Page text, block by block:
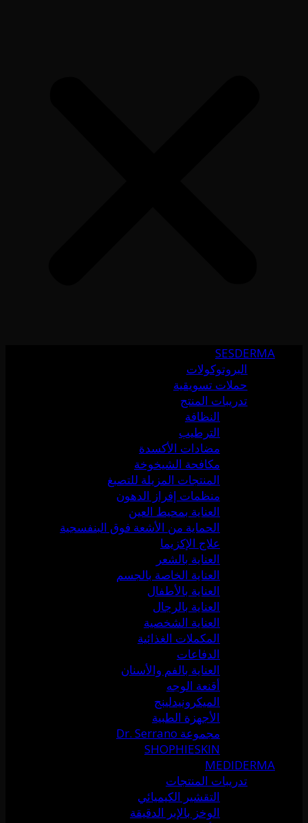
SESDERMA
البروتوكولات
حملات تسويقية
تدريبات المنتج
النظافة
الترطيب
مضادات الأكسدة
مكافحة الشيخوخة
المنتجات المزيلة للتصبغ
منظمات إفراز الدهون
العناية بمحيط العين
الحماية من الأشعة فوق البنفسجية
علاج الإكزيما
العناية بالشعر
العناية الخاصة بالجسم
العناية بالأطفال
العناية بالرجال
العناية الشخصية
المكملات الغذائية
الدفاعات
العناية بالفم والأسنان
أقنعة الوجه
الميكرونيدلينج
الأجهزة الطبية
مجموعة Dr. Serrano
SHOPHIESKIN
MEDIDERMA
تدريبات المنتجات
التقشير الكيميائي
الوخز بالإبر الدقيقة